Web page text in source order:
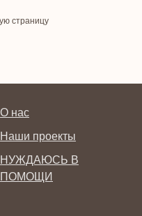
страницу
О нас
Наши проекты
НУЖДАЮСЬ В
ПОМОЩИ